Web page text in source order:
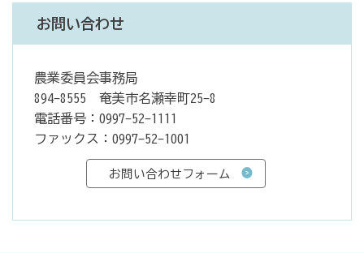
お問い合わせ
農業委員会事務局
894-8555 奄美市名瀬幸町25-8
電話番号：0997-52-1111
ファックス：0997-52-1001